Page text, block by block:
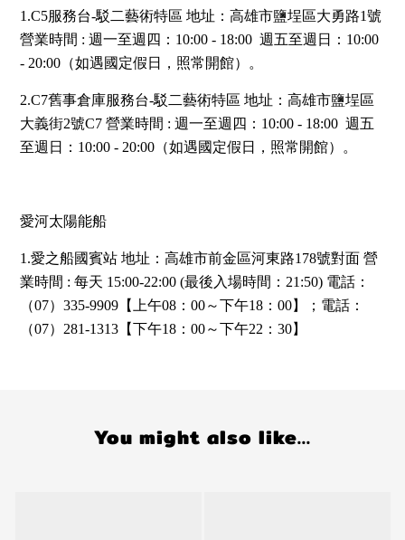
1.C5服務台-駁二藝術特區 地址：高雄市鹽埕區大勇路1號
營業時間 : 週一至週四：10:00 - 18:00 週五至週日：10:00
- 20:00（如遇國定假日，照常開館）。
2.C7舊事倉庫服務台-駁二藝術特區 地址：高雄市鹽埕區
大義街2號C7 營業時間 : 週一至週四：10:00 - 18:00 週五
至週日：10:00 - 20:00（如遇國定假日，照常開館）。
愛河太陽能船
1.愛之船國賓站 地址：高雄市前金區河東路178號對面 營
業時間 : 每天 15:00-22:00 (最後入場時間：21:50) 電話：
（07）335-9909【上午08：00～下午18：00】；電話：
（07）281-1313【下午18：00～下午22：30】
You might also like...